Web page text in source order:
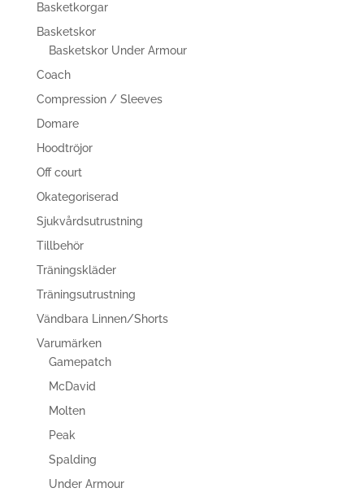
Basketkorgar
Basketskor
Basketskor Under Armour
Coach
Compression / Sleeves
Domare
Hoodtröjor
Off court
Okategoriserad
Sjukvårdsutrustning
Tillbehör
Träningskläder
Träningsutrustning
Vändbara Linnen/Shorts
Varumärken
Gamepatch
McDavid
Molten
Peak
Spalding
Under Armour